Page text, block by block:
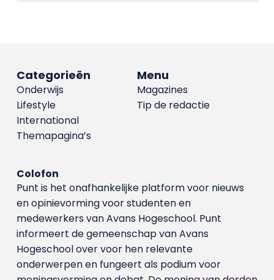
Menu
Magazines
Tip de redactie
Categorieën
Onderwijs
Lifestyle
International
Themapagina’s
Colofon
Punt is het onafhankelijke platform voor nieuws
en opinievorming voor studenten en
medewerkers van Avans Hoge­school. Punt
informeert de gemeenschap van Avans
Hogeschool over voor hen relevante
onderwerpen en fungeert als podium voor